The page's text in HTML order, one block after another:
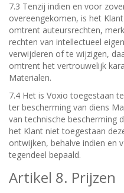
7.3 Tenzij indien en voor
overeengekomen, is het
omtrent auteursrechten,
rechten van intellectueel
verwijderen of te wijzigen,
omtrent het vertrouwelijk
Materialen.
7.4 Het is Voxio toegestaan
ter bescherming van diens
van technische bescherming
het Klant niet toegestaan
ontwijken, behalve indien en
tegendeel bepaald.
Artikel 8. Prijzen